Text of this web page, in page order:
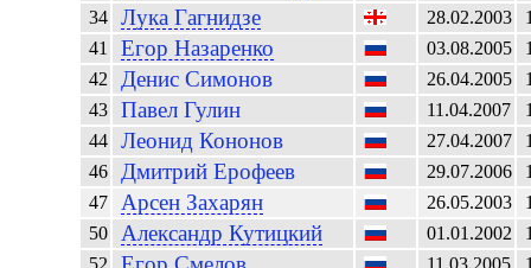
34
ЛукаГагнидзе 28.02.2003
41
ЕгорНазаренко 03.08.2005
42
ДенисСимонов 26.04.2005
43
ПавелГулин 11.04.2007
44
ЛеонидКононов 27.04.2007
46
ДмитрийЕрофеев 29.07.2006
47
Арсен Захарян 26.05.2003
50
АлександрКутицкий 01.01.2002
52
11.03.2005